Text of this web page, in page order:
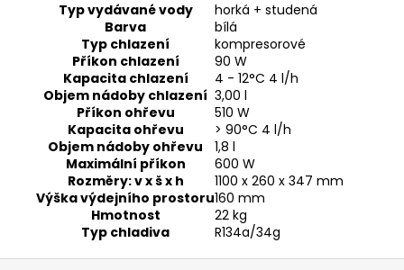
Typ vydávané vody
horká + studená
Barva
bílá
Typ chlazení
kompresorové
Příkon chlazení
90 W
Kapacita chlazení
4 - 12°C 4 l/h
Objem nádoby chlazení 3,00 l
Příkon ohřevu
510 W
Kapacita ohřevu
> 90°C 4 l/h
Objem nádoby ohřevu
1,8 l
Maximální příkon
600 W
Rozměry: v x š x h
1100 x 260 x 347 mm
Výška výdejního prostoru160 mm
Hmotnost
22 kg
Typ chladiva
R134a/34g